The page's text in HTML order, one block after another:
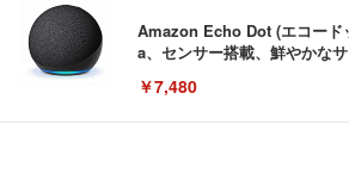
Amazon Echo Dot (エコード
a、センサー搭載、鮮やかな
￥7,480